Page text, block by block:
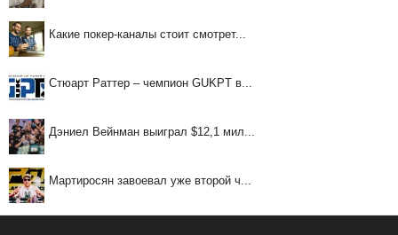
Какие покер-каналы стоит смотрет...
Стюарт Раттер – чемпион GUKPT в...
Дэниел Вейнман выиграл $12,1 мил...
Мартиросян завоевал уже второй ч...